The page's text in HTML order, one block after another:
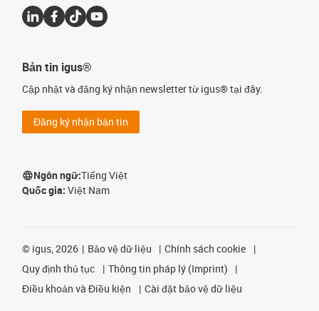
Bản tin igus®
Cập nhật và đăng ký nhận newsletter từ igus® tại đây.
Đăng ký nhận bản tin
Ngôn ngữ:Tiếng Việt
Quốc gia: Việt Nam
© igus, 2026 Bảo vệ dữ liệu
Chính sách cookie
Quy định thủ tục
Thông tin pháp lý (Imprint)
Điều khoản và Điều kiện
Cài đặt bảo vệ dữ liệu